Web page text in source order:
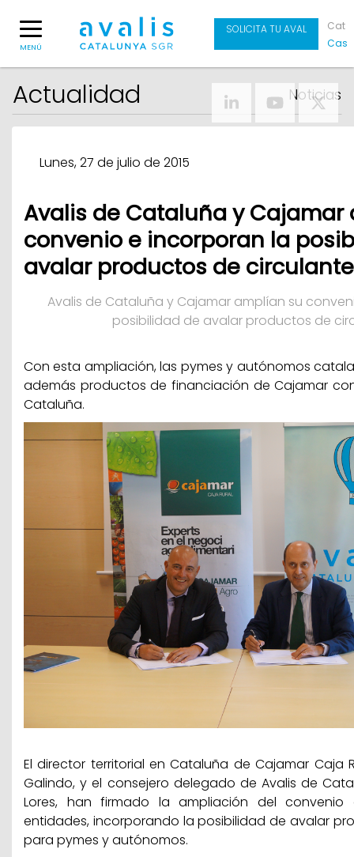
MENÚ
SOLICITA TU AVAL
Cat
Cas
Actualidad Noticias
Lunes, 27 de julio de 2015
Avalis de Cataluña y
convenio e incorporan la
avalar productos de circulante
Avalis de Cataluña y Cajamar amplían su
posibilidad de avalar productos de
Con esta ampliación, las pymes y autónomos
además productos de financiación de Cajamar
Cataluña.
El director territorial en Cataluña de Cajamar Caja
Galindo, y el consejero delegado de Avalis de
Lores, han firmado la ampliación del
entidades, incorporando la posibilidad de avalar
para pymes y autónomos.